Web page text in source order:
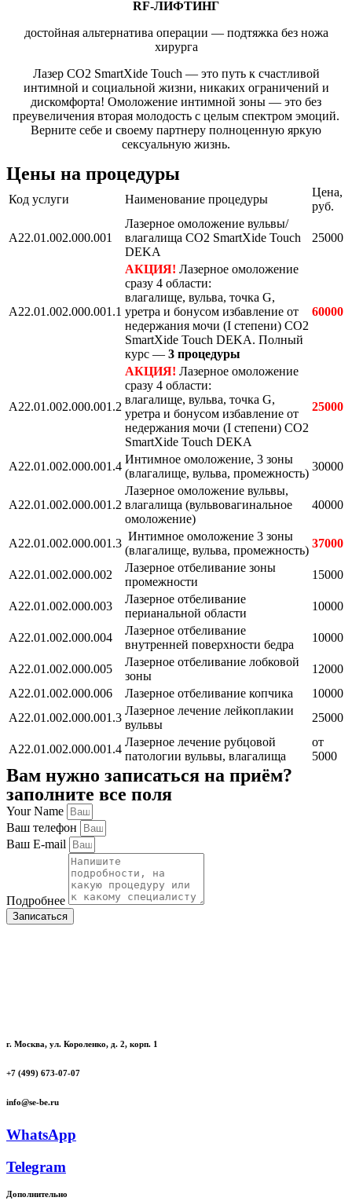
RF-ЛИФТИНГ
достойная альтернатива операции — подтяжка без ножа
хирурга
Лазер CO2 SmartXide Touch — это путь к счастливой
интимной и социальной жизни, никаких ограничений и
дискомфорта! Омоложение интимной зоны — это без
преувеличения вторая молодость с целым спектром эмоций.
Верните себе и своему партнеру полноценную яркую
сексуальную жизнь.
Цены на процедуры
Код услуги Наименование процедуры
Цена,
руб.
A22.01.002.000.001
Лазерное омоложение вульвы/
влагалища СО2 SmartXide Touch
DEKA
25000
A22.01.002.000.001.1
АКЦИЯ! Лазерное омоложение
сразу 4 области:
влагалище, вульва, точка G,
уретра и бонусом избавление от
недержания мочи (I степени) СО2
SmartXide Touch DEKA. Полный
курс — 3 процедуры
60000
A22.01.002.000.001.2
АКЦИЯ! Лазерное омоложение
сразу 4 области:
влагалище, вульва, точка G,
уретра и бонусом избавление от
недержания мочи (I степени) СО2
SmartXide Touch DEKA
25000
A22.01.002.000.001.4
Интимное омоложение, 3 зоны
(влагалище, вульва, промежность)
30000
A22.01.002.000.001.2
Лазерное омоложение вульвы,
влагалища (вульвовагинальное
омоложение)
40000
A22.01.002.000.001.3
Интимное омоложение 3 зоны
(влагалище, вульва, промежность)
37000
A22.01.002.000.002
Лазерное отбеливание зоны
промежности
15000
A22.01.002.000.003
Лазерное отбеливание
перианальной области
10000
A22.01.002.000.004
Лазерное отбеливание
внутренней поверхности бедра
10000
A22.01.002.000.005
Лазерное отбеливание лобковой
зоны
12000
A22.01.002.000.006
Лазерное отбеливание копчика
10000
A22.01.002.000.001.3
Лазерное лечение лейкоплакии
вульвы
25000
A22.01.002.000.001.4
Лазерное лечение рубцовой
патологии вульвы, влагалища
от
5000
Вам нужно записаться на приём?
заполните все поля
Your Name
Ваш телефон
Ваш E-mail
Подробнее
Записаться
г. Москва, ул. Короленко, д. 2, корп. 1
+7 (499) 673-07-07
info@se-be.ru
WhatsApp
Telegram
Дополнительно